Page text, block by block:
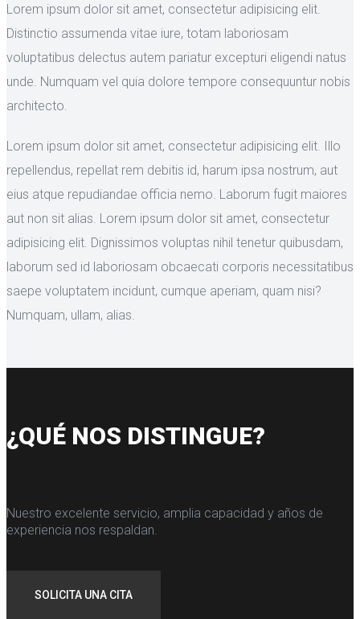
Lorem ipsum dolor sit amet, consectetur adipisicing elit.
Distinctio assumenda vitae iure, totam laboriosam
voluptatibus delectus autem pariatur excepturi eligendi natus
unde. Numquam vel quia dolore tempore consequuntur nobis
architecto.
Lorem ipsum dolor sit amet, consectetur adipisicing elit. Illo
repellendus, repellat rem debitis id, harum ipsa nostrum, aut
eius atque repudiandae officia nemo. Laborum fugit maiores
aut non sit alias. Lorem ipsum dolor sit amet, consectetur
adipisicing elit. Dignissimos voluptas nihil tenetur quibusdam,
laborum sed id laboriosam obcaecati corporis necessitatibus
saepe voluptatem incidunt, cumque aperiam, quam nisi?
Numquam, ullam, alias.
¿QUÉ NOS DISTINGUE?
Nuestro excelente servicio, amplia capacidad y años de
experiencia nos respaldan.
SOLICITA UNA CITA